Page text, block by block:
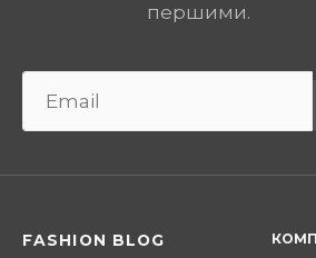
першими.
FASHION BLOG